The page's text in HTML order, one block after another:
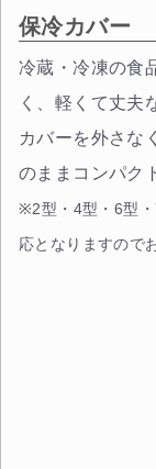
保冷カバー
冷蔵・冷凍の食
く、軽くて丈夫
カバーを外さな
のままコンパク
※2型・4型・6型
応となりますので